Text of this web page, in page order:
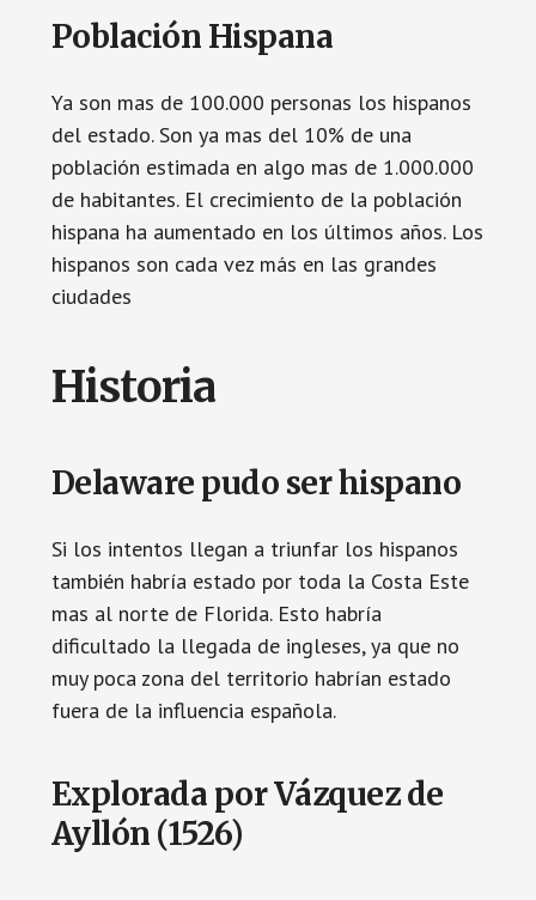
Población Hispana
Ya son mas de 100.000 personas los hispanos
del estado. Son ya mas del 10% de una
población estimada en algo mas de 1.000.000
de habitantes. El crecimiento de la población
hispana ha aumentado en los últimos años. Los
hispanos son cada vez más en las grandes
ciudades
Historia
Delaware pudo ser hispano
Si los intentos llegan a triunfar los hispanos
también habría estado por toda la Costa Este
mas al norte de Florida. Esto habría
dificultado la llegada de ingleses, ya que no
muy poca zona del territorio habrían estado
fuera de la influencia española.
Explorada por Vázquez de
Ayllón (1526)